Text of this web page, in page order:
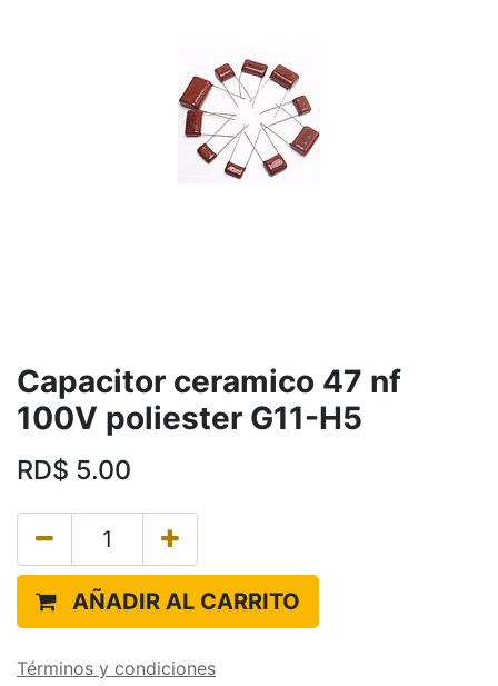
Capacitor ceramico 47 nf
100V poliester G11-H5
RD$ 5.00
AÑADIR AL CARRITO
Términos y condiciones